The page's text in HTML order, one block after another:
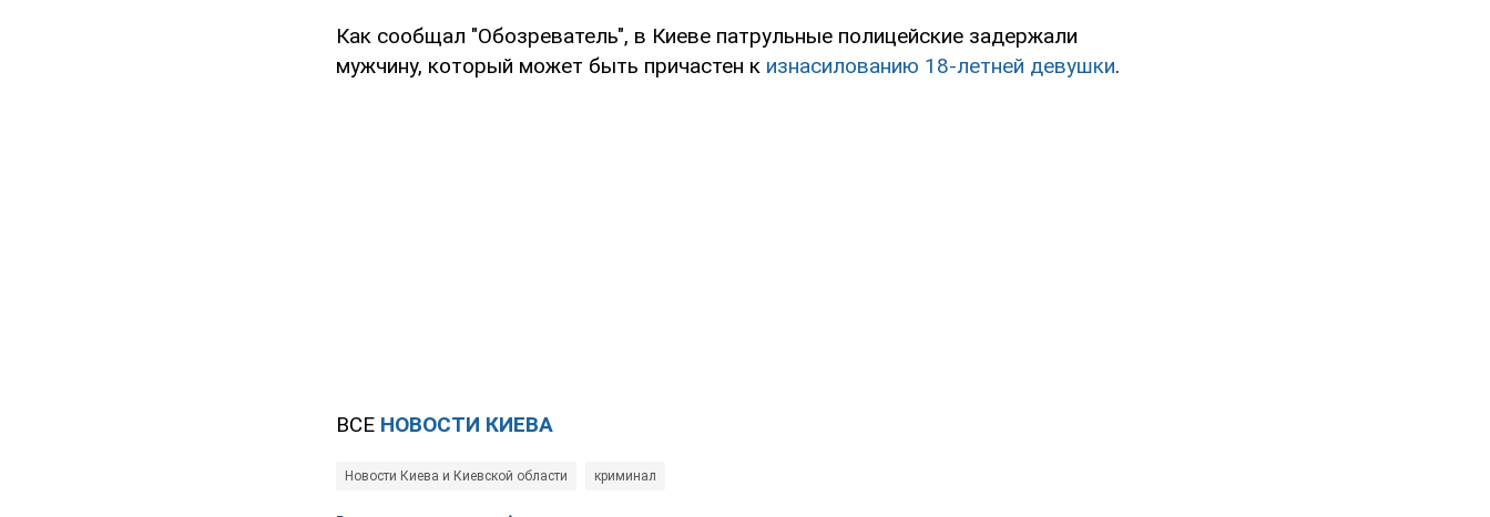
Как сообщал "Обозреватель", в Киеве патрульные полицейские задержали
мужчину, который может быть причастен к изнасилованию 18-летней девушки.
ВСЕ НОВОСТИ КИЕВА
Новости Киева и Киевской области криминал